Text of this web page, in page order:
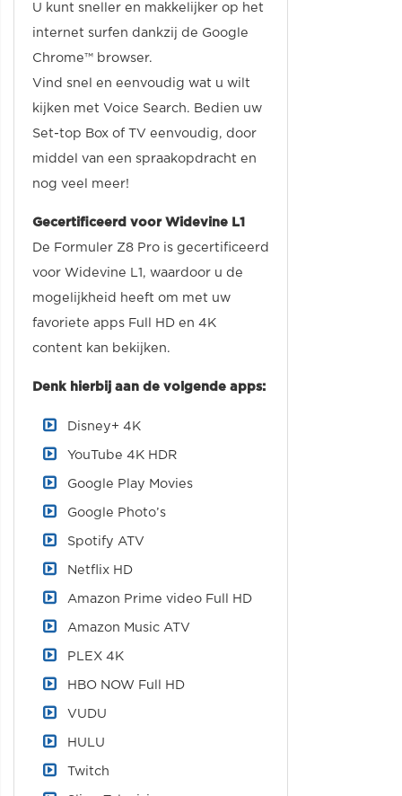
U kunt sneller en makkelijker op het
internet surfen dankzij de Google
Chrome™ browser.
Vind snel en eenvoudig wat u wilt
kijken met Voice Search. Bedien uw
Set-top Box of TV eenvoudig, door
middel van een spraakopdracht en
nog veel meer!
Gecertificeerd voor Widevine L1
De Formuler Z8 Pro is gecertificeerd
voor Widevine L1, waardoor u de
mogelijkheid heeft om met uw
favoriete apps Full HD en 4K
content kan bekijken.
Denk hierbij aan de volgende apps:
Disney+ 4K
YouTube 4K HDR
Google Play Movies
Google Photo’s
Spotify ATV
Netflix HD
Amazon Prime video Full HD
Amazon Music ATV
PLEX 4K
HBO NOW Full HD
VUDU
HULU
Twitch